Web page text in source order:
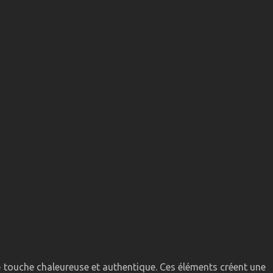
chaleureuse et authentique. Ces éléments créent une